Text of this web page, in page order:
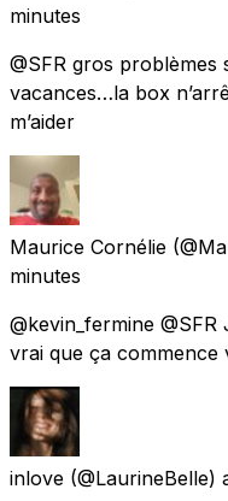
minutes
@SFR gros
vacances…la box
m’aider
Maurice Cornélie
minutes
@kevin_fermine
vrai que ça commence
inlove (@LaurineBelle)